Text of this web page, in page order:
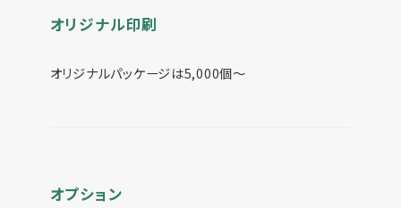
オリジナル印刷
オリジナルパッケージは5,000個～
オプション